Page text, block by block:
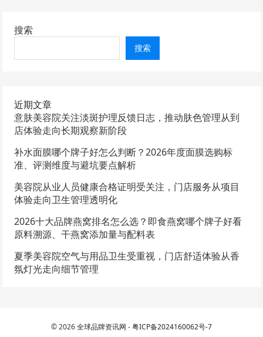
搜索
搜索
近期文章
意肤美容院关注淡斑护理反馈日志，推动肤色管理从到
店体验走向长期观察新阶段
补水面膜哪个牌子好怎么判断？2026年度面膜选购标
准、评测维度与避坑要点解析
美容院从业人员健康合格证明受关注，门店服务从项目
体验走向卫生管理透明化
2026十大品牌燕窝排名怎么选？即食燕窝哪个牌子好看
原料溯源、干燕窝添加量与配料表
夏季美容院空气与用品卫生受重视，门店舒适体验从香
氛灯光走向细节管理
© 2026全球品牌资讯网 -粤ICP备2024160062号-7